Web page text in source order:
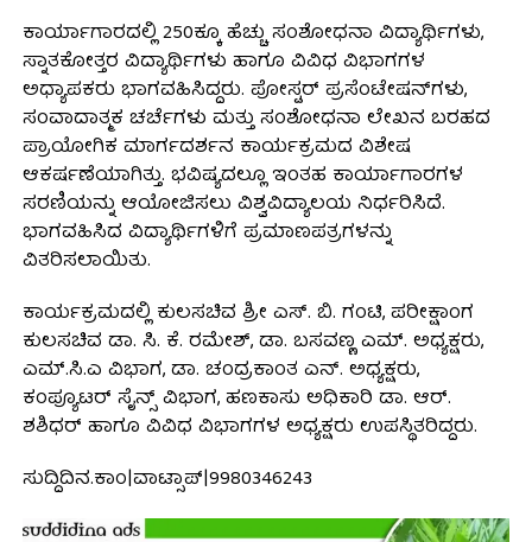
ಕಾರ್ಯಾಗಾರದಲ್ಲಿ 250ಕ್ಕೂ ಹೆಚ್ಚು ಸಂಶೋಧನಾ ವಿದ್ಯಾರ್ಥಿಗಳು,
ಸ್ನಾತಕೋತ್ತರ ವಿದ್ಯಾರ್ಥಿಗಳು ಹಾಗೂ ವಿವಿಧ ವಿಭಾಗಗಳ
ಅಧ್ಯಾಪಕರು ಭಾಗವಹಿಸಿದ್ದರು. ಪೋಸ್ಟರ್ ಪ್ರಸೆಂಟೇಷನ್‌ಗಳು,
ಸಂವಾದಾತ್ಮಕ ಚರ್ಚೆಗಳು ಮತ್ತು ಸಂಶೋಧನಾ ಲೇಖನ ಬರಹದ
ಪ್ರಾಯೋಗಿಕ ಮಾರ್ಗದರ್ಶನ ಕಾರ್ಯಕ್ರಮದ ವಿಶೇಷ
ಆಕರ್ಷಣೆಯಾಗಿತ್ತು. ಭವಿಷ್ಯದಲ್ಲೂ ಇಂತಹ ಕಾರ್ಯಾಗಾರಗಳ
ಸರಣಿಯನ್ನು ಆಯೋಜಿಸಲು ವಿಶ್ವವಿದ್ಯಾಲಯ ನಿರ್ಧರಿಸಿದೆ.
ಭಾಗವಹಿಸಿದ ವಿದ್ಯಾರ್ಥಿಗಳಿಗೆ ಪ್ರಮಾಣಪತ್ರಗಳನ್ನು
ವಿತರಿಸಲಾಯಿತು.
ಕಾರ್ಯಕ್ರಮದಲ್ಲಿ ಕುಲಸಚಿವ ಶ್ರೀ ಎಸ್. ಬಿ. ಗಂಟಿ, ಪರೀಕ್ಷಾಂಗ
ಕುಲಸಚಿವ ಡಾ. ಸಿ. ಕೆ. ರಮೇಶ್, ಡಾ. ಬಸವಣ್ಣ ಎಮ್. ಅಧ್ಯಕ್ಷರು,
ಎಮ್.ಸಿ.ಎ ವಿಭಾಗ, ಡಾ. ಚಂದ್ರಕಾಂತ ಎನ್. ಅಧ್ಯಕ್ಷರು,
ಕಂಪ್ಯೂಟರ್ ಸೈನ್ಸ್ ವಿಭಾಗ, ಹಣಕಾಸು ಅಧಿಕಾರಿ ಡಾ. ಆರ್.
ಶಶಿಧರ್ ಹಾಗೂ ವಿವಿಧ ವಿಭಾಗಗಳ ಅಧ್ಯಕ್ಷರು ಉಪಸ್ಥಿತರಿದ್ದರು.
ಸುದ್ದಿದಿನ.ಕಾಂ|ವಾಟ್ಸಾಪ್|9980346243